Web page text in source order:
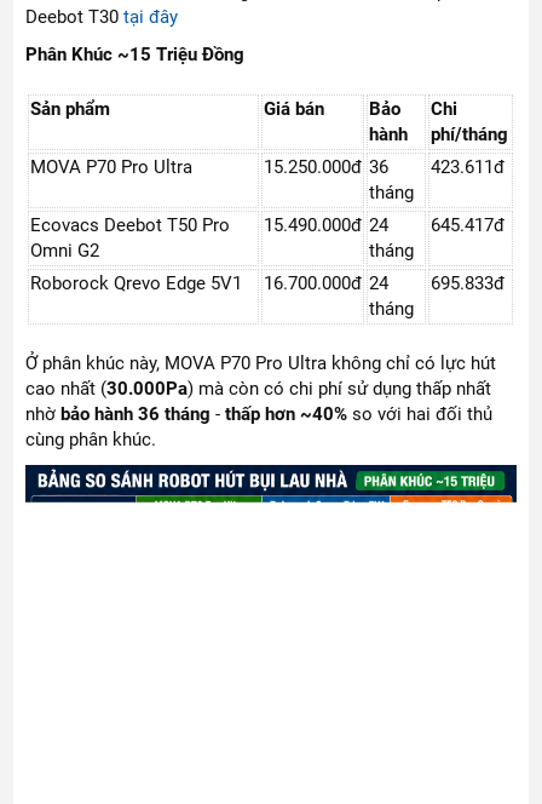
Deebot T30tại đây
Phân Khúc ~15 Triệu Đồng
Sản phẩm Giá bán
Bảo
hành
Chi
phí/tháng
MOVA P70 Pro Ultra
15.250.000đ 36
tháng
423.611đ
Ecovacs Deebot T50 Pro
Omni G2
15.490.000đ 24
tháng
645.417đ
Roborock Qrevo Edge 5V1 16.700.000đ 24
tháng
695.833đ
Ở phân khúc này, MOVA P70 Pro Ultra không chỉ có lực hút
cao nhất (30.000Pa) mà còn có chi phí sử dụng thấp nhất
nhờbảo hành 36 tháng -thấp hơn ~40% so với hai đối thủ
cùng phân khúc.